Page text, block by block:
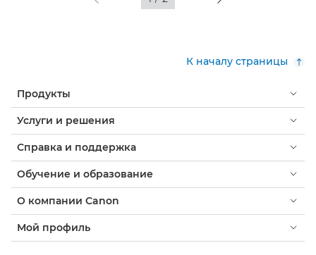
К началу страницы
Продукты
Услуги и решения
Справка и поддержка
Обучение и образование
О компании Canon
Мой профиль